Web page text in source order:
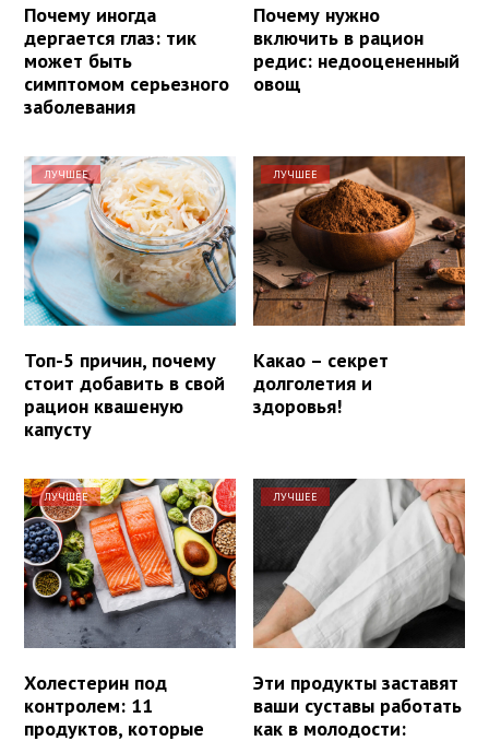
Почему иногда
дергается глаз: тик
может быть
симптомом серьезного
заболевания
Почему нужно
включить в рацион
редис: недооцененный
овощ
ЛУЧШЕЕ
Топ-5 причин, почему
стоит добавить в свой
рацион квашеную
капусту
ЛУЧШЕЕ
Какао – секрет
долголетия и
здоровья!
ЛУЧШЕЕ
Холестерин под
контролем: 11
продуктов, которые
ЛУЧШЕЕ
Эти продукты заставят
ваши суставы работать
как в молодости: